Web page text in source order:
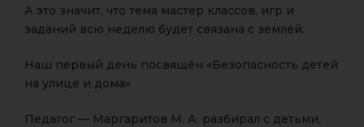
А это значит, что тема мастер классов, игр и
заданий всю неделю будет связана с землёй.
Наш первый день посвящён «Безопасность детей
на улице и дома»
Педагог — Маргаритов М. А. разбирал с детьми,